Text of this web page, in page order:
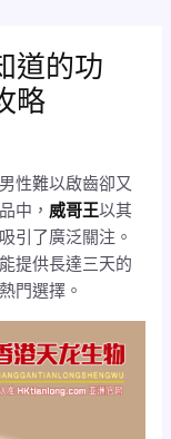
道的功
略
性難以啟齒卻又
中， 威哥王以其
引了廣泛關注。
提供長達三天的
門選擇。